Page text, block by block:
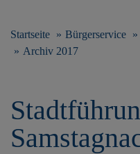
Startseite Bürgerservice
Archiv 2017